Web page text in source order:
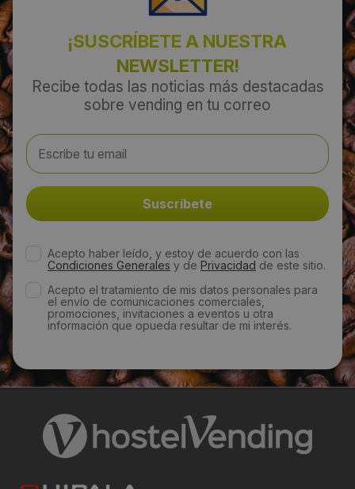
669354274
Email:
fb@foodpacservice.com
Web:
https://foodpacservice.com/es/
Visitas a producto:
Miércoles 25 Octubre 2017
¡SUSCRÍBETE A NUESTRA
NEWSLETTER!
Recibe todas las noticias más destacadas
sobre vending en tu correo
Acepto haber leído, y estoy de acuerdo con las
Condiciones Generales y de Privacidad de este sitio.
Acepto el tratamiento de mis datos personales para
el envío de comunicaciones comerciales,
promociones, invitaciones a eventos u otra
información que opueda resultar de mi interés.